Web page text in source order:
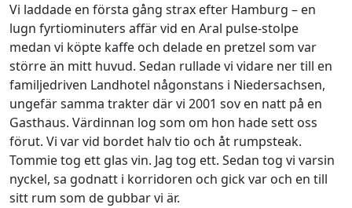
Vi laddade en första gång strax efter Hamburg – en
lugn fyrtiominuters affär vid en Aral pulse-stolpe
medan vi köpte kaffe och delade en pretzel som var
större än mitt huvud. Sedan rullade vi vidare ner till en
familjedriven Landhotel någonstans i Niedersachsen,
ungefär samma trakter där vi 2001 sov en natt på en
Gasthaus. Värdinnan log som om hon hade sett oss
förut. Vi var vid bordet halv tio och åt rumpsteak.
Tommie tog ett glas vin. Jag tog ett. Sedan tog vi varsin
nyckel, sa godnatt i korridoren och gick var och en till
sitt rum som de gubbar vi är.